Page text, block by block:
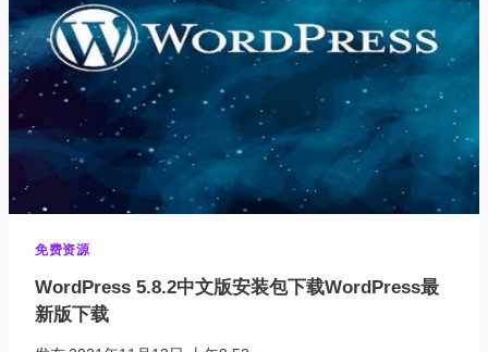
免费资源
WordPress 5.8.2中文版安装包下载WordPress最
新版下载